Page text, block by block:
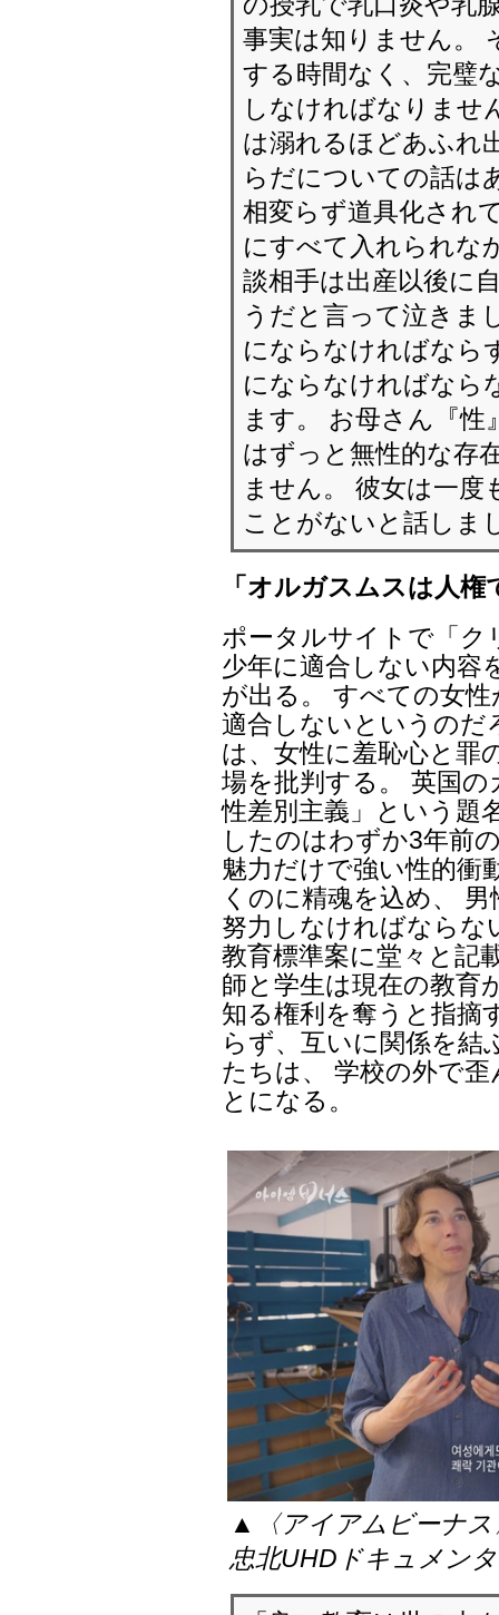
事実は知りません。
する時間なく、完璧
しなければなりませ
は溺れるほどあふれ
らだについての話は
相変らず道具化され
にすべて入れられな
談相手は出産以後に
うだと言って泣きま
にならなければなら
にならなければなら
ます。 お母さん『
はずっと無性的な存
ません。 彼女は一度
ことがないと話しま
「オルガスムスは人権
ポータルサイトで「ク
少年に適合しない内容
が出る。 すべての女
適合しないというのだ
は、女性に羞恥心と罪
場を批判する。 英国
性差別主義」という題
したのはわずか3年前
魅力だけで強い性的衝
くのに精魂を込め、
努力しなければならな
教育標準案に堂々と記
師と学生は現在の教育
知る権利を奪うと指摘
らず、互いに関係を結
たちは、 学校の外で
とになる。
▲〈アイアムビーナ
忠北UHDドキュメン